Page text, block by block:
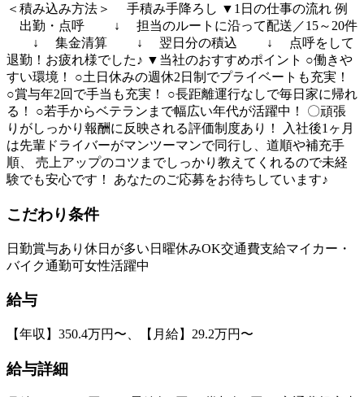
＜積み込み方法＞ 手積み手降ろし ▼1日の仕事の流れ 例
出勤・点呼 ↓ 担当のルートに沿って配送／15～20件
↓ 集金清算 ↓ 翌日分の積込 ↓ 点呼をして
退勤！お疲れ様でした♪ ▼当社のおすすめポイント ○働きや
すい環境！ ○土日休みの週休2日制でプライベートも充実！
○賞与年2回で手当も充実！ ○長距離運行なしで毎日家に帰れ
る！ ○若手からベテランまで幅広い年代が活躍中！ 〇頑張
りがしっかり報酬に反映される評価制度あり！ 入社後1ヶ月
は先輩ドライバーがマンツーマンで同行し、道順や補充手
順、 売上アップのコツまでしっかり教えてくれるので未経
験でも安心です！ あなたのご応募をお待ちしています♪
こだわり条件
日勤賞与あり 休日が多い 日曜休みOK交通費支給マイカー・
バイク通勤可女性活躍中
給与
【年収】350.4万円〜、【月給】29.2万円〜
給与詳細